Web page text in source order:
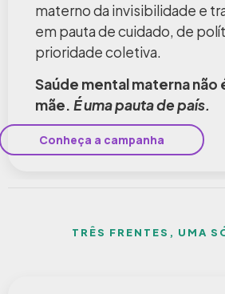
materno da invisibilidade e
em pauta de cuidado, de
prioridade coletiva.
Saúde mental materna não
mãe. É uma pauta de país.
Conheça a campanha
TRÊS FRENTES, UMA